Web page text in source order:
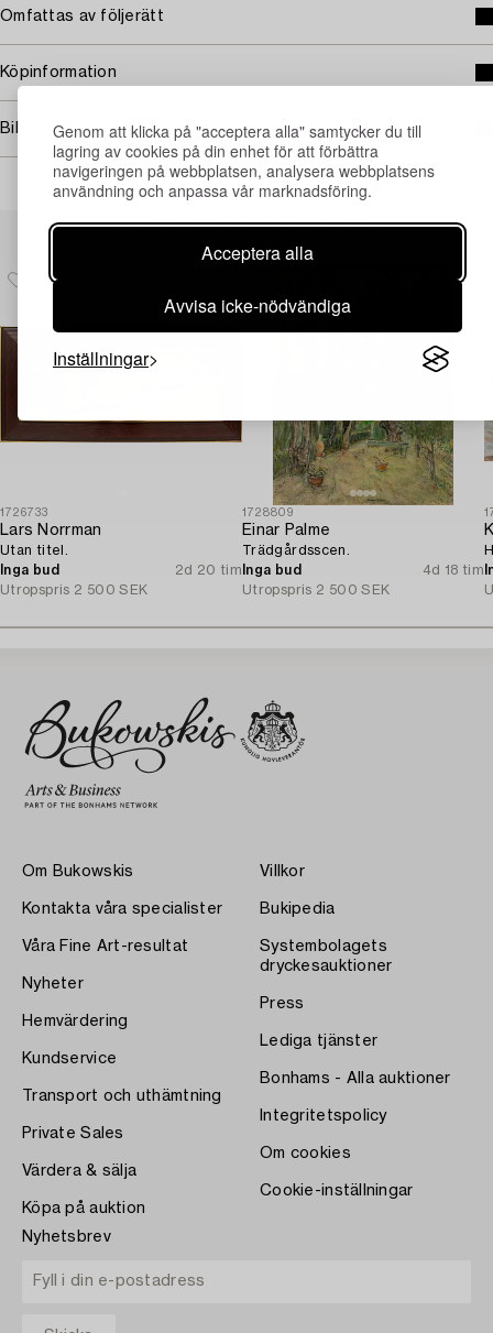
Genom att klicka på "acceptera alla" samtycker du till
lagring av cookies på din enhet för att förbättra
navigeringen på webbplatsen, analysera webbplatsens
användning och anpassa vår marknadsföring.
Acceptera alla
Avvisa icke-nödvändiga
Inställningar
Omfattas av följerätt
Köpinformation
Bildrättigheter
Andra har även tittat på
1726733
Lars Norrman
Utan titel.
Inga bud
2d 20 tim
Utropspris 2 500 SEK
1728809
Einar Palme
Trädgårdsscen.
Inga bud
4d 18 tim
Utropspris 2 500 SEK
Om Bukowskis
Kontakta våra specialister
Våra Fine Art-resultat
Nyheter
Hemvärdering
Kundservice
Transport och uthämtning
Private Sales
Värdera & sälja
Köpa på auktion
Villkor
Bukipedia
Systembolagets
dryckesauktioner
Press
Lediga tjänster
Bonhams - Alla auktioner
Integritetspolicy
Om cookies
Cookie-inställningar
Nyhetsbrev